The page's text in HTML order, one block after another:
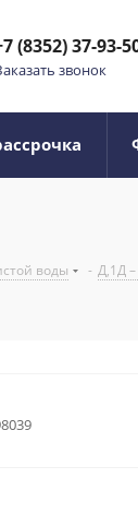
(8352) 37-93-
звонок
воды - Д,1Д –